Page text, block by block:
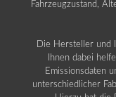
Fahrzeugzustand,
Die Hersteller und
Ihnen dabei
Emissionsdaten
unterschiedlicher